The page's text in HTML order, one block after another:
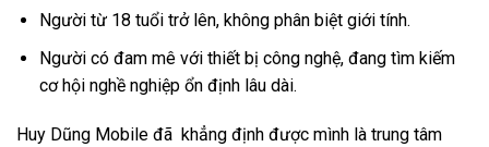
Người từ 18 tuổi trở lên, không phân biệt giới tính.
Người có đam mê với thiết bị công nghệ, đang tìm kiếm
cơ hội nghề nghiệp ổn định lâu dài.
Huy Dũng Mobile đã khẳng định được mình là trung tâm